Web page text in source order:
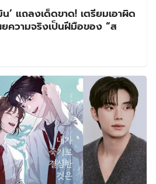
แถลงเด็ดขาด! เตรียมเอาผิด
ความจริงเป็นฝีมือของ “ส